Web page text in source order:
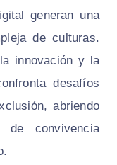
generan una
de culturas.
innovación y la
desafíos
abriendo
convivencia